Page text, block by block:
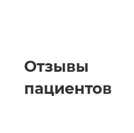
Отзывы
пациентов